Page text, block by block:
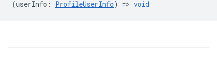
(userInfo : ProfileUserInfo) => void